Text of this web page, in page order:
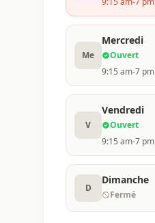
Me
Mercredi
Ouvert
9:15 am-7 pm
V
Vendredi
Ouvert
9:15 am-7 pm
D
Dimanche
Fermé